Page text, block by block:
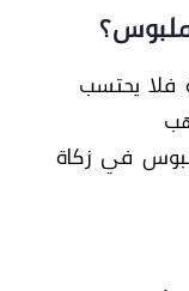
فلا يحتسب
في زكاة